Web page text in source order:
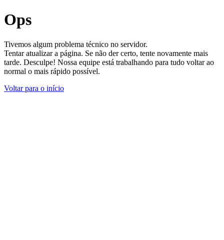
Ops
Tivemos algum problema técnico no servidor.
Tentar atualizar a página. Se não der certo, tente novamente mais
tarde. Desculpe! Nossa equipe está trabalhando para tudo voltar ao
normal o mais rápido possível.
Voltar para o início